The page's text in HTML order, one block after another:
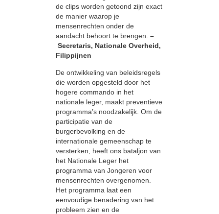
de clips worden getoond zijn exact
de manier waarop je
mensenrechten onder de
aandacht behoort te brengen. –
Secretaris, Nationale Overheid,
Filippijnen
De ontwikkeling van beleidsregels
die worden opgesteld door het
hogere commando in het
nationale leger, maakt preventieve
programma’s noodzakelijk. Om de
participatie van de
burgerbevolking en de
internationale gemeenschap te
versterken, heeft ons bataljon van
het Nationale Leger het
programma van Jongeren voor
mensenrechten overgenomen.
Het programma laat een
eenvoudige benadering van het
probleem zien en de